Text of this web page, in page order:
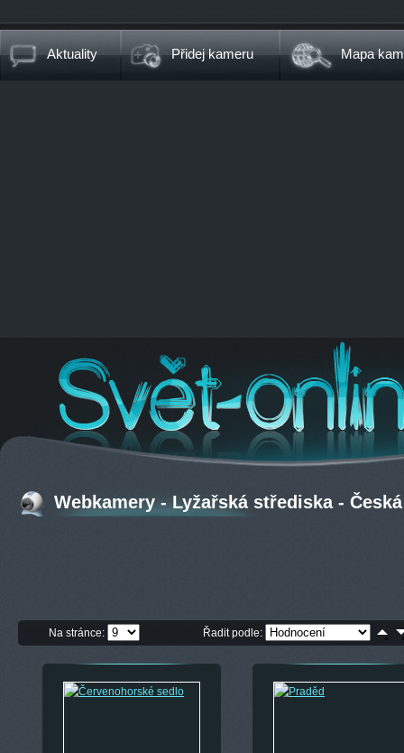
Aktuality Přidej kameru Mapa
Webkamery - Lyžařská střediska -
Na stránce: Řadit podle: